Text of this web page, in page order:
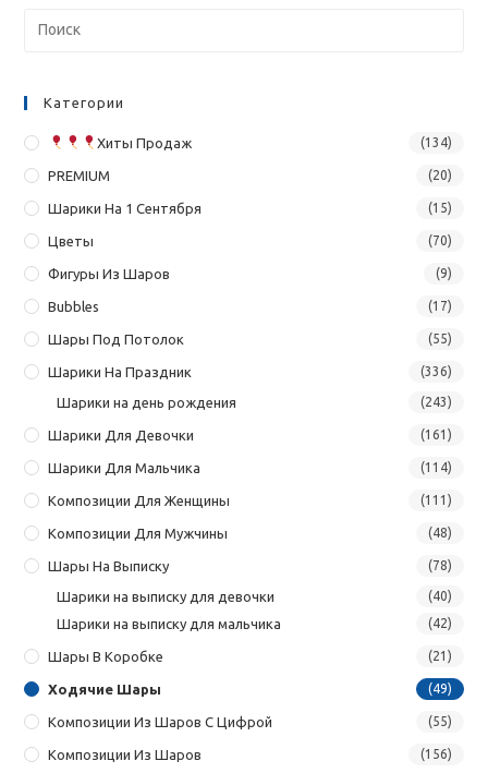
Категории
Хиты Продаж (134)
PREMIUM (20)
Шарики На 1 Сентября (15)
Цветы (70)
Фигуры Из Шаров (9)
Bubbles (17)
Шары Под Потолок (55)
Шарики На Праздник (336)
Шарики на день рождения (243)
Шарики Для Девочки (161)
Шарики Для Мальчика (114)
Композиции Для Женщины (111)
Композиции Для Мужчины (48)
Шары На Выписку (78)
Шарики на выписку для девочки (40)
Шарики на выписку для мальчика (42)
Шары В Коробке (21)
Ходячие Шары (49)
Композиции Из Шаров С Цифрой (55)
Композиции Из Шаров (156)